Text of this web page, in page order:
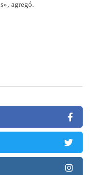
agregó.